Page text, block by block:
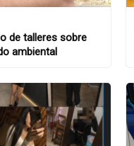
de talleres sobre
ambiental